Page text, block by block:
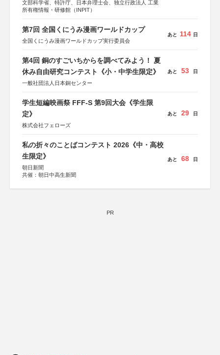
文部科学省、特許庁、日本弁理士会、独立行政法人 工業
所有権情報・研修館（INPIT）
第7回 全国くにうみ漫画ワールドカップ
全国くにうみ漫画ワールドカップ実行委員会
あと 114 日
第4回 銅のすごいちからを調べてみよう！ 夏
休み自由研究コンテスト《小・中学生限定》
一般社団法人日本銅センター
あと 53 日
学生短編映画祭 FFF-S 第9回大会《学生限
定》
株式会社フェローズ
あと 29 日
私の折々のことばコンテスト 2026《中・高校
生限定》
朝日新聞
共催：朝日中高生新聞
あと 68 日
PR